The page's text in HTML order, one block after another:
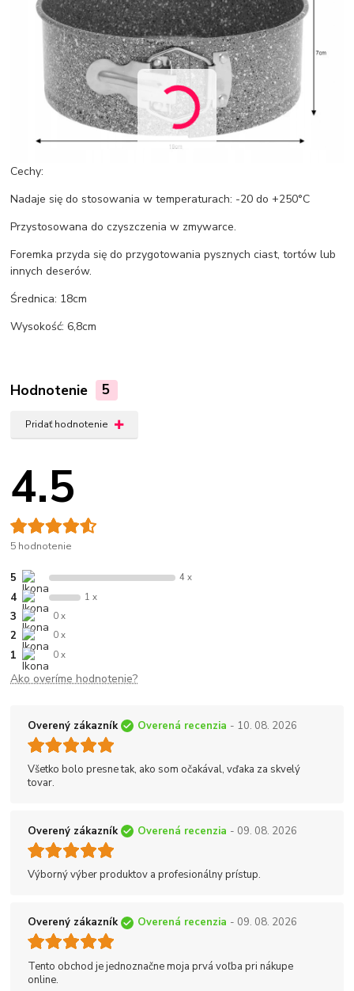
Cechy:
Nadaje się do stosowania w temperaturach: -20 do +250°C
Przystosowana do czyszczenia w zmywarce.
Foremka przyda się do przygotowania pysznych ciast, tortów lub
innych deserów.
Średnica: 18cm
Wysokość: 6,8cm
Hodnotenie 5
Pridať hodnotenie
4.5
5 hodnotenie
5 4 x
4 1 x
3 0 x
2 0 x
1 0 x
Ako overíme hodnotenie?
Overený zákazník Overená recenzia - 10. 08. 2026
Všetko bolo presne tak, ako som očakával, vďaka za skvelý
tovar.
Overený zákazník Overená recenzia - 09. 08. 2026
Výborný výber produktov a profesionálny prístup.
Overený zákazník Overená recenzia - 09. 08. 2026
Tento obchod je jednoznačne moja prvá voľba pri nákupe
online.